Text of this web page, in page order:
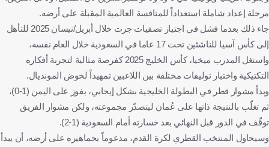
مرحلة إعداد شاملة استعداداً للمنافسة العالمية المقبلة على أرضه.
جاء ذلك بعدما فشل في اجتياز تصفيات جرت خلال أبريل/نيسان 2025 للتأهل
إلى كأس آسيا للناشئين تحت 17 عاما في السعودية خلال العام نفسه،
واستغل المدرب ميخيا، كأس الخليج 2025 كفرصة مثالية لتجربة أفكاره
التكتيكية واختبار توليفات مختلفة بين اللاعبين تمهيداً لخوض المونديال.
وبدأ مشوار قطر في البطولة الخليجية بشكل إيجابي، بفوز على اليمن (1-0)،
ثم تغلّب بالنتيجة ذاتها على عُمان ليتصدّر مجموعته، ولكن مشوار الفريق
توقّف في الدور قبل النهائي بعد خسارته أمام السعودية (1-2).
وسيحاول المنتخب القطري لكرة القدم، مدعوماً بجماهيره على أرضه، أن يبدأ